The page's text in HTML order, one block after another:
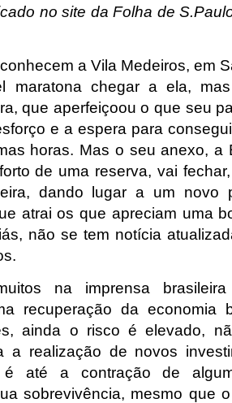
no site da Folha de
a Vila Medeiros, em
maratona chegar a ela,
que aperfeiçoou o que seu
e a espera para
horas. Mas o seu anexo, a
de uma reserva, vai
dando lugar a um novo
atrai os que apreciam uma
não se tem notícia
na imprensa
recuperação da economia
ainda o risco é elevado,
a realização de novos
é até a contração de
sobrevivência, mesmo que